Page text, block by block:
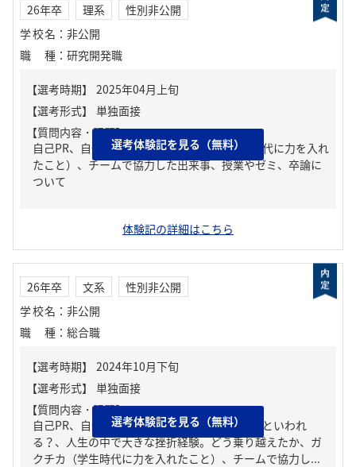
26年卒 理系
性別非公開
学校名 ： 非公開
職種 ： 研究開発職
【質問内容・課題】
自己PR、自分の強み/弱み、ガクチカ（学生時代に力を入れ
たこと）、チームで協力した出来事、授業やゼミ、卒論に
ついて
選考体験記を見る（無料）
体験記の詳細はこちら
26年卒 文系
性別非公開
学校名 ： 非公開
職種 ： 総合職
【質問内容・課題】
自己PR、自分の強み/弱み、周りからどんな人といわれ
る？、人生の中で大きな挫折経験。どう乗り越えたか、ガ
クチカ（学生時代に力を入れたこと）、チームで協力し...
選考体験記を見る（無料）